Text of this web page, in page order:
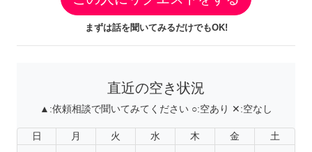
まずは話を聞いてみるだけでもOK!
直近の空き状況
▲:依頼相談で聞いてみてください ○:空あり ✕:空なし
日 月 火 水 木 金 土